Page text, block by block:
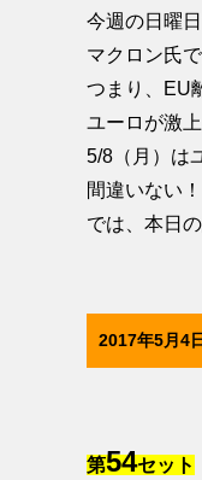
今週の日曜日
マクロン氏
つまり、EU
ユーロが激
5/8（月）は
間違いない！
では、本日
2017年5月4
第54セット